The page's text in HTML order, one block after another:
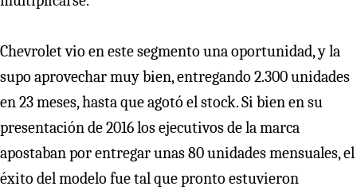
Chevrolet vio en este segmento una oportunidad, y la
supo aprovechar muy bien, entregando 2.300 unidades
en 23 meses, hasta que agotó el stock. Si bien en su
presentación de 2016 los ejecutivos de la marca
apostaban por entregar unas 80 unidades mensuales, el
éxito del modelo fue tal que pronto estuvieron